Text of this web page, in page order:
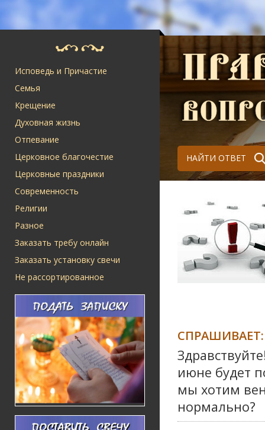
Исповедь и Причастие
Семья
Крещение
Духовная жизнь
Отпевание
Церковное благочестие
Церковные праздники
Современность
Религии
Разное
Заказать требу онлайн
Заказать установку свечи
Не рассортированное
НАЙТИ ОТВЕТ
СПРАШИВАЕТ:
июне будет
мы хотим
нормально?